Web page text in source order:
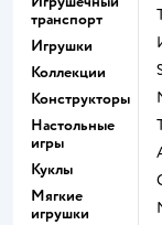
транспорт
Игрушки
Коллекции
Конструкторы
Настольные
игры
Куклы
Мягкие
игрушки